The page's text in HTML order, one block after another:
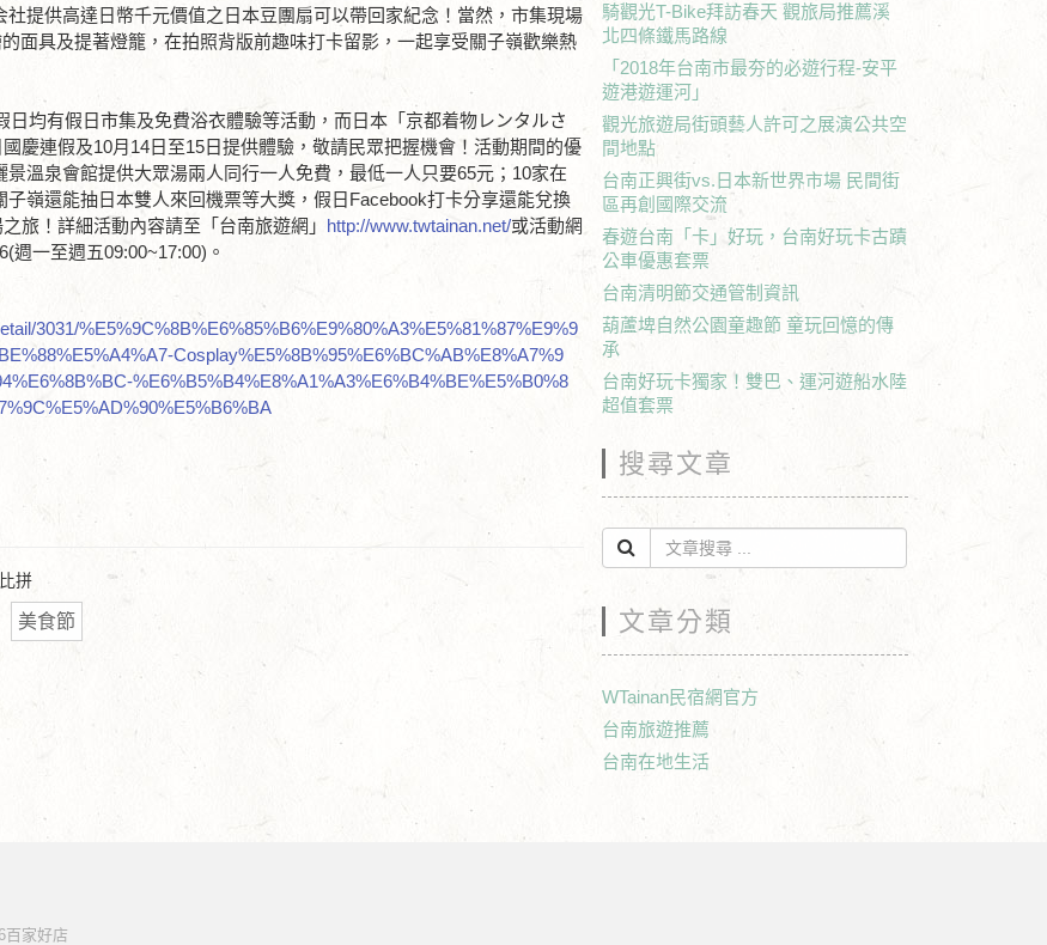
提供高達日幣千元價值之日本豆團扇可以帶回家紀念！當然，市集現場
面具及提著燈籠，在拍照背版前趣味打卡留影，一起享受關子嶺歡樂熱
均有假日市集及免費浴衣體驗等活動，而日本「京都着物レンタルさ
慶連假及10月14日至15日提供體驗，敬請民眾把握機會！活動期間的優
溫泉會館提供大眾湯兩人同行一人免費，最低一人只要65元；10家在
嶺還能抽日本雙人來回機票等大獎，假日Facebook打卡分享還能兌換
旅！詳細活動內容請至「台南旅遊網」 http://www.twtainan.net/或活動網
週一至週五09:00~17:00)。
3031/%E5%9C%8B%E6%85%B6%E9%80%A3%E5%81%87%E9%9
Cosplay%E5%8B%95%E6%BC%AB%E8%A7%9
%E6%B5%B4%E8%A1%A3%E6%B4%BE%E5%B0%8
拼
美食節
騎觀光T-Bike拜訪春天 觀旅局推薦溪
北四條鐵馬路線
「2018年台南市最夯的必遊行程-安平
遊港遊運河」
觀光旅遊局街頭藝人許可之展演公共空
間地點
台南正興街vs.日本新世界市場 民間街
區再創國際交流
春遊台南「卡」好玩，台南好玩卡古蹟
公車優惠套票
台南清明節交通管制資訊
葫蘆埤自然公園童趣節 童玩回憶的傳
承
台南好玩卡獨家！雙巴、運河遊船水陸
超值套票
搜尋文章
文章分類
WTainan民宿網官方
台南旅遊推薦
台南在地生活
百家好店